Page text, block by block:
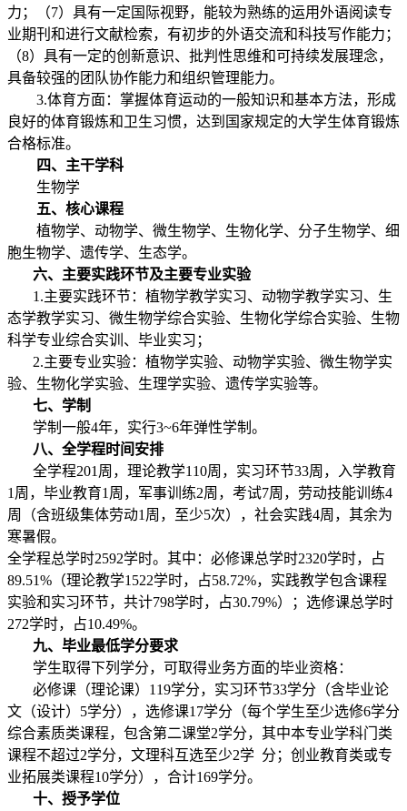
力；（7）具有一定国际视野，能较为熟练的运用外语阅读专
业期刊和进行文献检索，有初步的外语交流和科技写作能力；
（8）具有一定的创新意识、批判性思维和可持续发展理念，
具备较强的团队协作能力和组织管理能力。
3.体育方面：掌握体育运动的一般知识和基本方法，形成
良好的体育锻炼和卫生习惯，达到国家规定的大学生体育锻炼
合格标准。
四、主干学科
生物学
五、核心课程
植物学、动物学、微生物学、生物化学、分子生物学、细
胞生物学、遗传学、生态学。
六、主要实践环节及主要专业实验
1.主要实践环节：植物学教学实习、动物学教学实习、生
态学教学实习、微生物学综合实验、生物化学综合实验、生物
科学专业综合实训、毕业实习；
2.主要专业实验：植物学实验、动物学实验、微生物学实
验、生物化学实验、生理学实验、遗传学实验等。
七、学制
学制一般4年，实行3~6年弹性学制。
八、全学程时间安排
全学程201周，理论教学110周，实习环节33周，入学教育
1周，毕业教育1周，军事训练2周，考试7周，劳动技能训练4
周（含班级集体劳动1周，至少5次），社会实践4周，其余为
寒暑假。
全学程总学时2592学时。其中：必修课总学时2320学时，占
89.51%（理论教学1522学时，占58.72%，实践教学包含课程
实验和实习环节，共计798学时，占30.79%）；选修课总学时
272学时，占10.49%。
九、毕业最低学分要求
学生取得下列学分，可取得业务方面的毕业资格：
必修课（理论课）119学分，实习环节33学分（含毕业论
文（设计）5学分），选修课17学分（每个学生至少选修6学分
综合素质类课程，包含第二课堂2学分，其中本专业学科门类
课程不超过2学分，文理科互选至少2学 分；创业教育类或专
业拓展类课程10学分），合计169学分。
十、授予学位